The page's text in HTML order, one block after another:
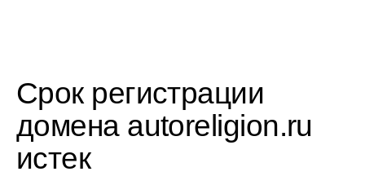
Срок регистрации
домена autoreligion.ru
истек